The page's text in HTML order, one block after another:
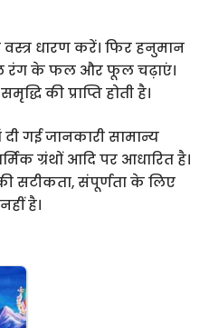
धारण करें। फिर हनुमान
रंग के फल और फूल चढ़ाएं।
की प्राप्ति होती है।
गई जानकारी सामान्य
ग्रंथों आदि पर आधारित है।
सटीकता, संपूर्णता के लिए
है।